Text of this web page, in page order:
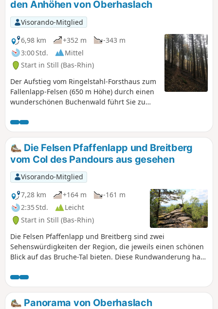
den Anhöhen von Oberhaslach
Visorando-Mitglied
6,98 km
+352 m
-343 m
3:00 Std.
Mittel
Start in Still (Bas-Rhin)
Der Aufstieg vom Ringelstahl-Forsthaus zum
Fallenlapp-Felsen (650 m Höhe) durch einen
wunderschönen Buchenwald führt Sie zu
Eingang des Bruche-Tals. Der Ort ist
bezaubernd und eignet sich ideal zum
Meditieren oder Picknicken. Etwas weiter
entfernt bietet auch der Felsen Breitberg
einen interessanten Aussichtspunkt.Der
Höhenunterschied bis zum Fallenlapp ist
nicht unerheblich (ca. 170 m positiv), bleibt
aber dennoch überschaubar.
Die Felsen Pfaffenlapp und Breitberg
vom Col des Pandours aus gesehen
Visorando-Mitglied
7,28 km
+164 m
-161 m
2:35 Std.
Leicht
Start in Still (Bas-Rhin)
Die Felsen Pfaffenlapp und Breitberg sind zwei
Sehenswürdigkeiten der Region, die jeweils einen schönen
Blick auf das Bruche-Tal bieten. Diese Rundwanderung hat
einfach ist.
Panorama von Oberhaslach